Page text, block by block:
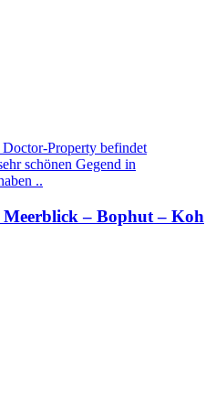
Property befindet
schönen Gegend in
..
– Bophut – Koh